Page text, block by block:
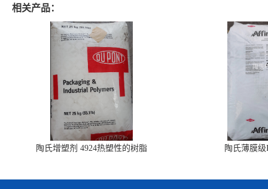
相关产品：
陶氏增塑剂 4924热塑性的树脂 陶氏薄膜级